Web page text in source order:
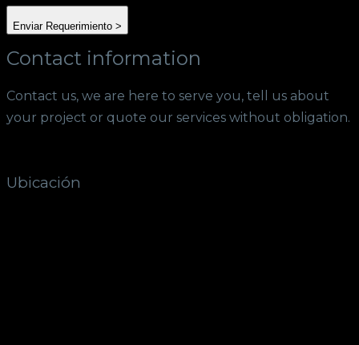
Enviar Requerimiento >
Contact information
Contact us, we are here to serve you, tell us about
your project or quote our services without obligation.
Ubicación